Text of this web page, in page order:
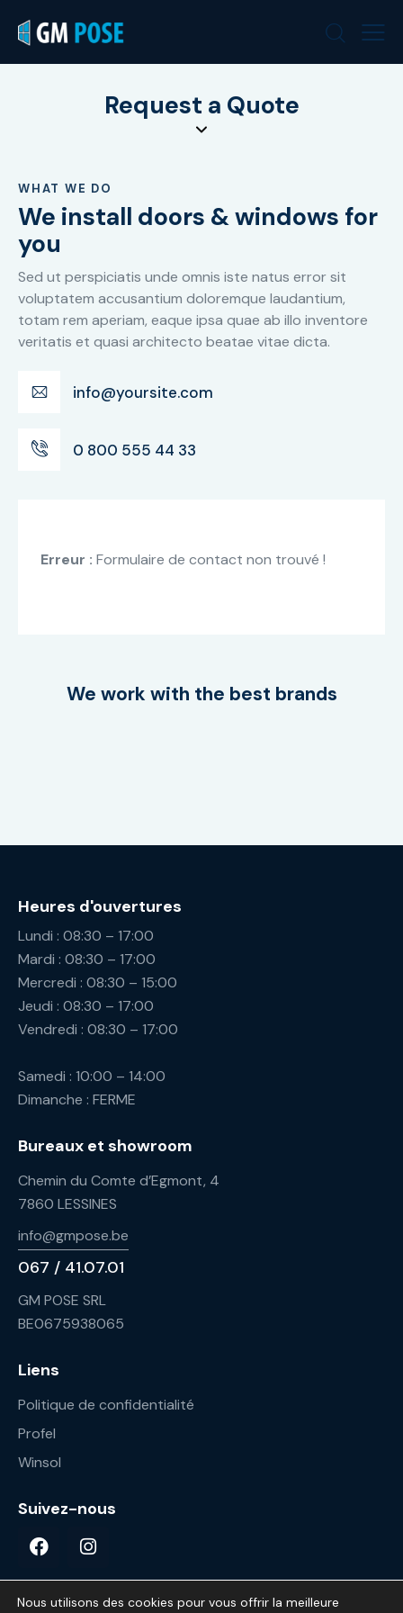
Request a Quote
WHAT WE DO
We install doors & windows for
you
Sed ut perspiciatis unde omnis iste natus error sit
voluptatem accusantium doloremque laudantium,
totam rem aperiam, eaque ipsa quae ab illo inventore
veritatis et quasi architecto beatae vitae dicta.
info@yoursite.com
0 800 555 44 33
Erreur : Formulaire de contact non trouvé !
We work with the best brands
Heures d'ouvertures
Lundi : 08:30 – 17:00
Mardi : 08:30 – 17:00
Mercredi : 08:30 – 15:00
Jeudi : 08:30 – 17:00
Vendredi : 08:30 – 17:00
Samedi : 10:00 – 14:00
Dimanche : FERME
Bureaux et showroom
Chemin du Comte d’Egmont, 4
7860 LESSINES
info@gmpose.be
067 / 41.07.01
GM POSE SRL
BE0675938065
Liens
Politique de confidentialité
Profel
Winsol
Suivez-nous
Nous utilisons des cookies pour vous offrir la meilleure